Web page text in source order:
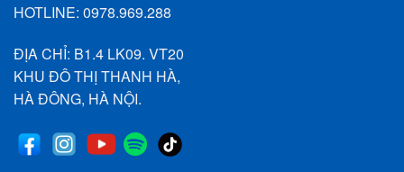
HOTLINE: 0978.969.288
ĐỊA CHỈ: B1.4 LK09. VT20
KHU ĐÔ THỊ THANH HÀ,
HÀ ĐÔNG, HÀ NỘI.